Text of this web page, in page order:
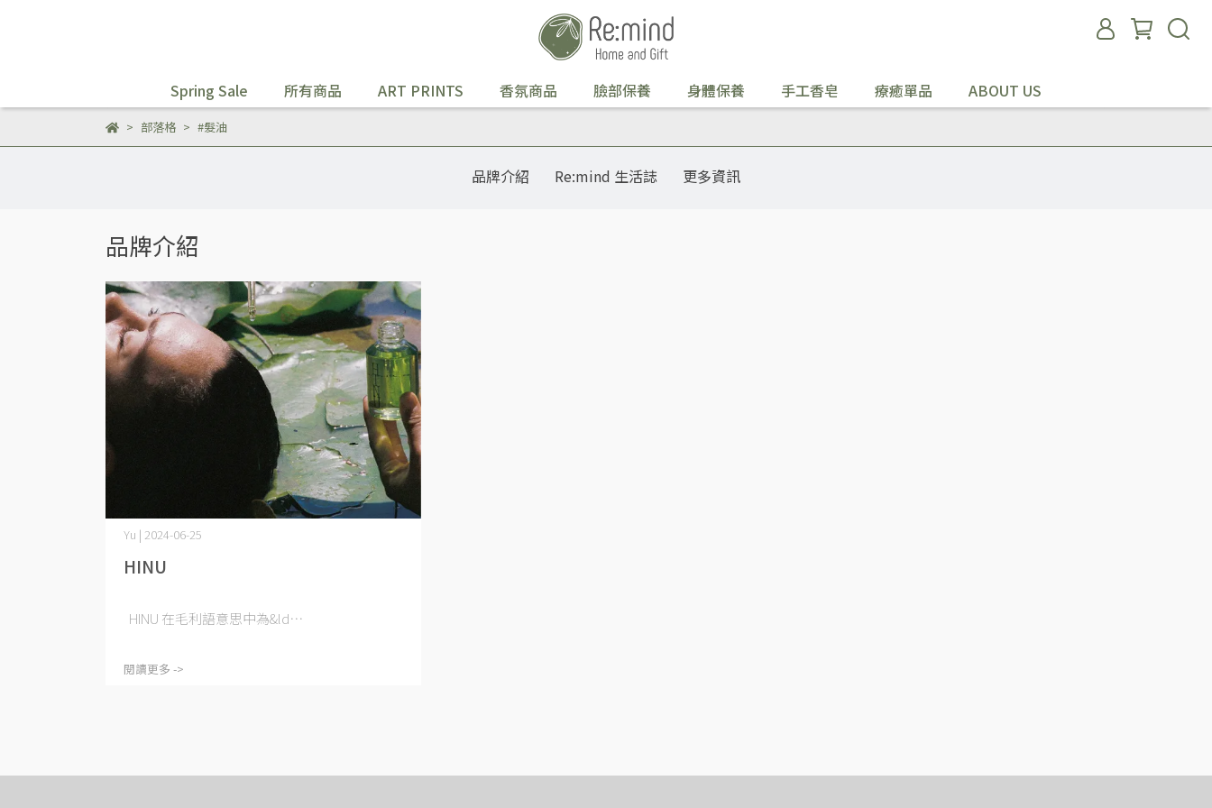
Spring Sale 所有商品 ART PRINTS 香氛商品 臉部保養 身體保養 手工香皂 療癒單品 ABOUT US
部落格 #髮油
品牌介紹 Re:mind 生活誌 更多資訊
品牌介紹
HINU
Yu | 2024-06-25
HINU 在毛利語意思中為&ld⋯
閱讀更多 ->